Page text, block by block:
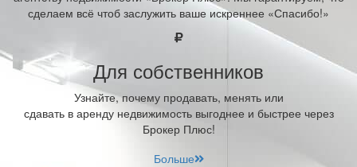
сделаем всё чтоб заслужить ваше искреннее «Спасибо!»
Для собственников
Узнайте, почему продавать, менять или
сдавать в аренду недвижимость выгоднее и быстрее через
Брокер Плюс!
Больше